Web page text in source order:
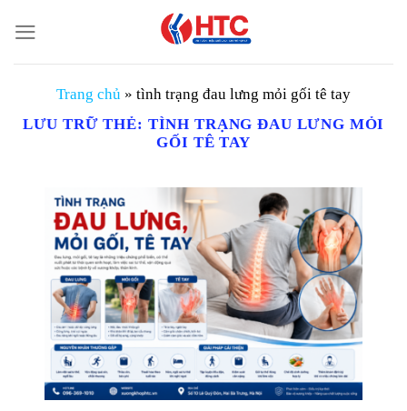
đến
nội
Trang chủ » tình trạng đau lưng mỏi gối tê tay
LƯU TRỮ THẺ: TÌNH TRẠNG ĐAU LƯNG MỎI
GỐI TÊ TAY